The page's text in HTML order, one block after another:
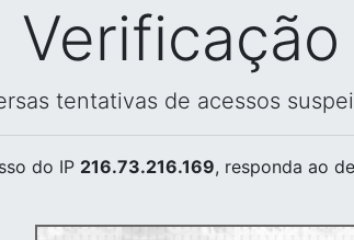
tentativas de acessos
do IP 216.73.216.169, responda ao